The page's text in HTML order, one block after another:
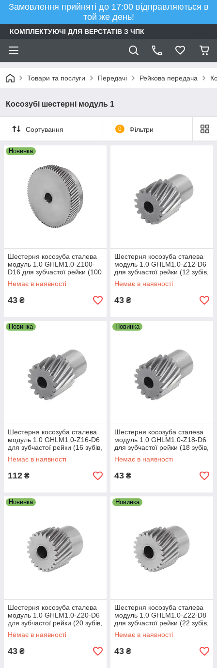
Замовлення прийняті до 17:00 відправляються в
той же день!
КОМПЛЕКТУЮЧІ ДЛЯ ВЕРСТАТІВ З ЧПК
Товари та послуги Передачі Рейкова передача
Косозубі шестерні модуль 1
Сортування 0 Фільтри
Новинка
Шестерня косозуба сталева
модуль 1.0 GHLM1.0-Z100-
D16 для зубчастої рейки (100
зубів, діам. 16 мм)
Немає в наявності
43 ₴
Шестерня косозуба сталева
модуль 1.0 GHLM1.0-Z12-D6
для зубчастої рейки (12 зубів,
діам. 6 мм)
Немає в наявності
43 ₴
Новинка
Шестерня косозуба сталева
модуль 1.0 GHLM1.0-Z16-D6
для зубчастої рейки (16 зубів,
діам. 6 мм)
Немає в наявності
112 ₴
Новинка
Шестерня косозуба сталева
модуль 1.0 GHLM1.0-Z18-D6
для зубчастої рейки (18 зубів,
діам. 6 мм)
Немає в наявності
43 ₴
Новинка
Шестерня косозуба сталева
модуль 1.0 GHLM1.0-Z20-D6
для зубчастої рейки (20 зубів,
діам. 6 мм)
Немає в наявності
43 ₴
Новинка
Шестерня косозуба сталева
модуль 1.0 GHLM1.0-Z22-D8
для зубчастої рейки (22 зубів,
діам. 8 мм)
Немає в наявності
43 ₴